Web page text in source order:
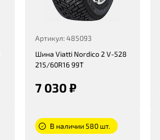
Артикул: 485093
Шина Viatti Nordico 2 V-528
215/60R16 99T
7 030 ₽
В наличии 580 шт.